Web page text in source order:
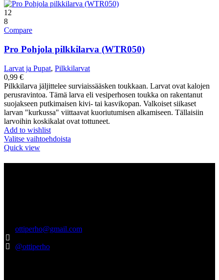
12
8
Compare
Pro Pohjola pilkkilarva (WTR050)
Larvat ja Pupat, Pilkkilarvat
0,99 €
Pilkkilarva jäljittelee surviaissääsken toukkaan. Larvat ovat kalojen
perusravintoa. Tämä larva eli vesiperhosen toukka on rakentanut
suojakseen putkimaisen kivi- tai kasvikopan. Valkoiset siikaset
larvan "kurkussa" viittaavat kuoriutumisen alkamiseen. Tällaisiin
larvoihin koskikalat ovat tottuneet.
Add to wishlist
Valitse vaihtoehdoista
Quick view
ottiperho@gmail.com
@ottiperho